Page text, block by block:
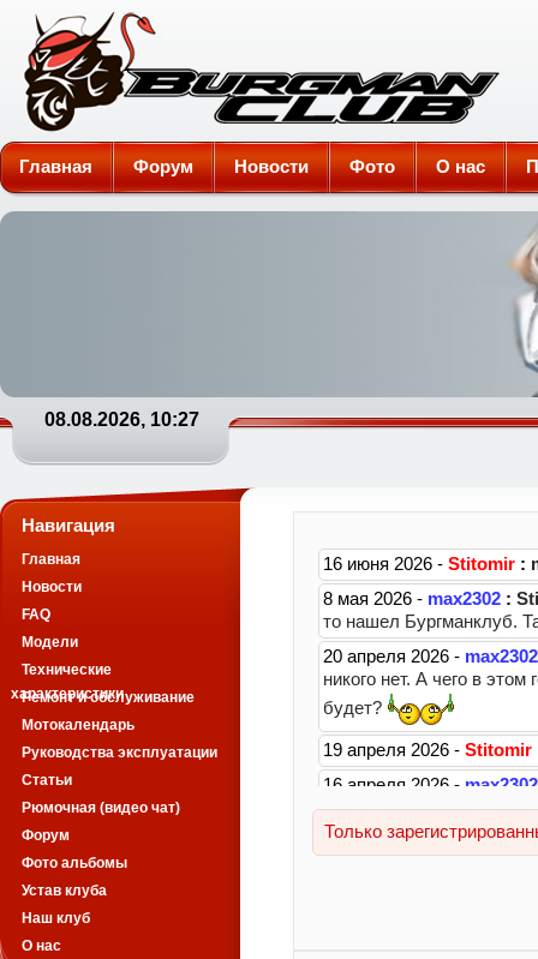
Burgman-Club
Главная Форум Новости Фото О нас
08.08.2026, 10:27
Навигация
Главная
Новости
FAQ
Модели
Технические
характеристики
Ремонт и обслуживание
Мотокалендарь
Руководства эксплуатации
Статьи
Рюмочная (видео чат)
Форум
Фото альбомы
Устав клуба
Наш клуб
О нас